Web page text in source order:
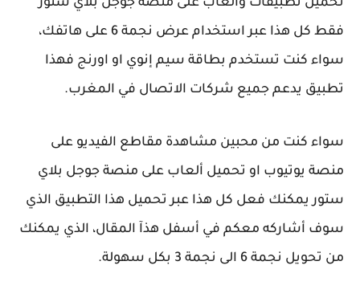
تحميل تطبيقات وألعاب على منصة جوجل بلاي ستور
فقط كل هذا عبر استخدام عرض نجمة 6 على هاتفك،
سواء كنت تستخدم بطاقة سيم إنوي او اورنج فهذا
تطبيق يدعم جميع شركات الاتصال في المغرب.
سواء كنت من محبين مشاهدة مقاطع الفيديو على
منصة يوتيوب او تحميل ألعاب على منصة جوجل بلاي
ستور يمكنك فعل كل هذا عبر تحميل هذا التطبيق الذي
سوف أشاركه معكم في أسفل هذآ المقال، الذي يمكنك
من تحويل نجمة 6 الى نجمة 3 بكل سهولة.